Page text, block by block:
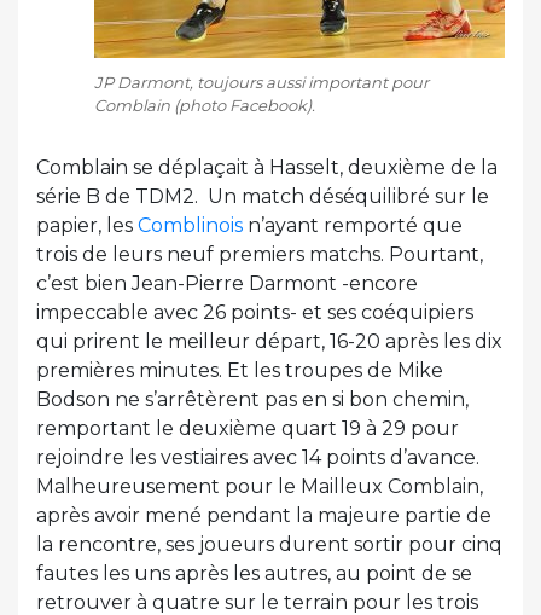
JP Darmont, toujours aussi important pour
Comblain (photo Facebook).
Comblain se déplaçait à Hasselt, deuxième de la
série B de TDM2. Un match déséquilibré sur le
papier, les Comblinois n’ayant remporté que
trois de leurs neuf premiers matchs. Pourtant,
c’est bien Jean-Pierre Darmont -encore
impeccable avec 26 points- et ses coéquipiers
qui prirent le meilleur départ, 16-20 après les dix
premières minutes. Et les troupes de Mike
Bodson ne s’arrêtèrent pas en si bon chemin,
remportant le deuxième quart 19 à 29 pour
rejoindre les vestiaires avec 14 points d’avance.
Malheureusement pour le Mailleux Comblain,
après avoir mené pendant la majeure partie de
la rencontre, ses joueurs durent sortir pour cinq
fautes les uns après les autres, au point de se
retrouver à quatre sur le terrain pour les trois